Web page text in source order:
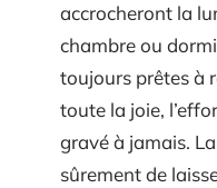
accrocheront la
chambre ou
toujours prêtes à
toute la joie,
gravé à jamais.
sûrement de